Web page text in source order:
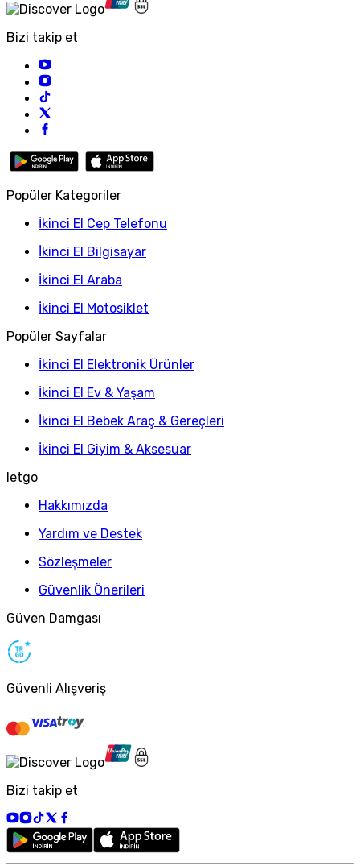
Bizi takip et
Popüler Kategoriler
İkinci El Cep Telefonu
İkinci El Bilgisayar
İkinci El Araba
İkinci El Motosiklet
Popüler Sayfalar
İkinci El Elektronik Ürünler
İkinci El Ev & Yaşam
İkinci El Bebek Araç & Gereçleri
İkinci El Giyim & Aksesuar
letgo
Hakkımızda
Yardım ve Destek
Sözleşmeler
Güvenlik Önerileri
Güven Damgası
Güvenli Alışveriş
Bizi takip et